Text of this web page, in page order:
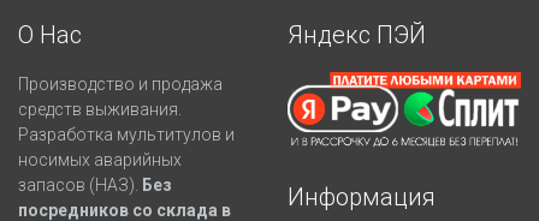
О Нас
Производство и продажа
средств выживания.
Разработка мультитулов и
носимых аварийных
запасов (НАЗ).
Без
посредников со склада в
Яндекс ПЭЙ
Информация